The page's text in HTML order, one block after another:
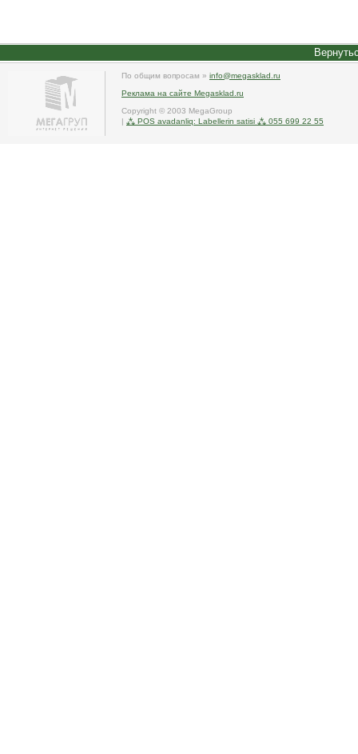
По общим вопросам » info@megasklad.ru
Реклама на сайте Megasklad.ru
Copyright © 2003 MegaGroup
| ⁂ POS avadanliq: Labellerin satisi ⁂ 055 699 22 55